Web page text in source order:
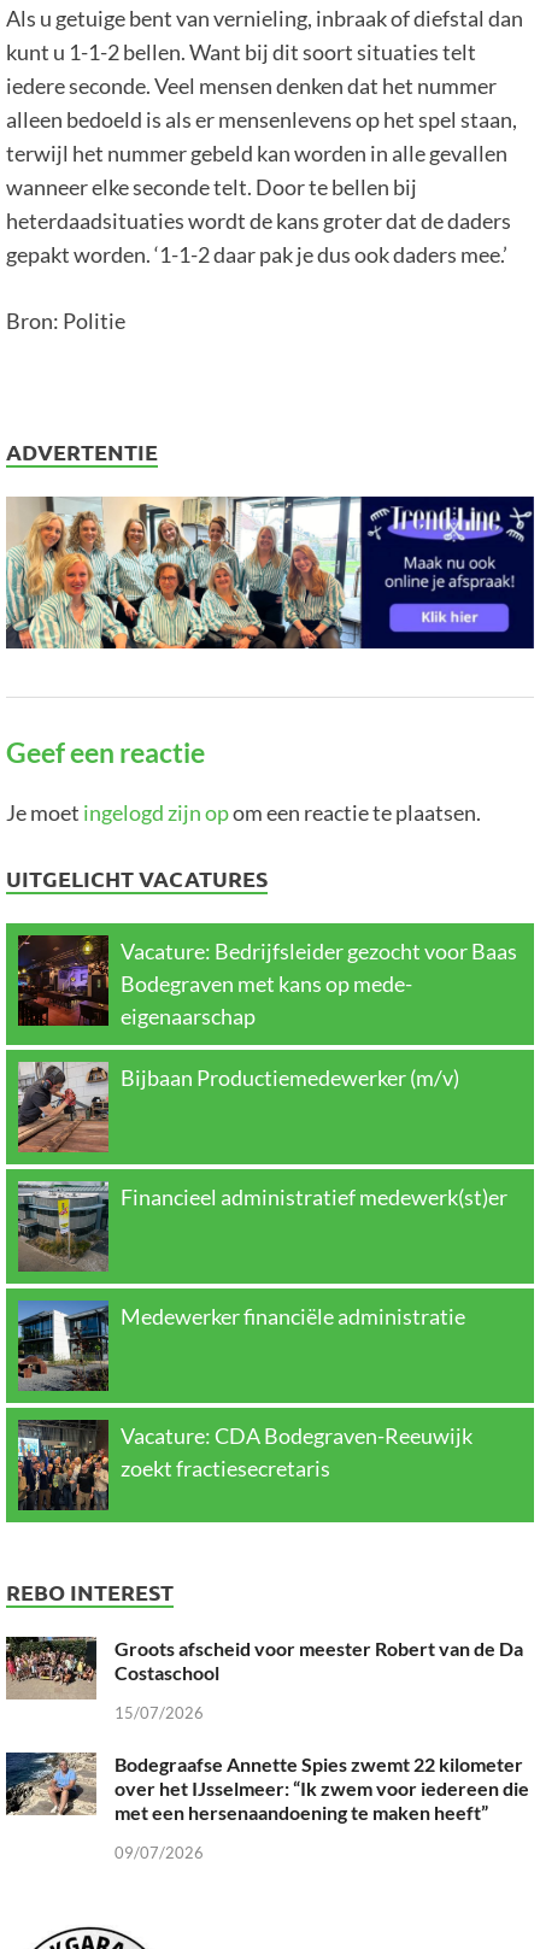
Als u getuige bent van vernieling, inbraak of diefstal dan
kunt u 1-1-2 bellen. Want bij dit soort situaties telt
iedere seconde. Veel mensen denken dat het nummer
alleen bedoeld is als er mensenlevens op het spel staan,
terwijl het nummer gebeld kan worden in alle gevallen
wanneer elke seconde telt. Door te bellen bij
heterdaadsituaties wordt de kans groter dat de daders
gepakt worden. ‘1-1-2 daar pak je dus ook daders mee.’
Bron: Politie
ADVERTENTIE
Geef een reactie
Je moet ingelogd zijn opom een reactie te plaatsen.
UITGELICHT VACATURES
Vacature: Bedrijfsleider gezocht voor Baas
Bodegraven met kans op mede-
eigenaarschap
Bijbaan Productiemedewerker (m/v)
Financieel administratief medewerk(st)er
Medewerker financiële administratie
Vacature: CDA Bodegraven-Reeuwijk
zoekt fractiesecretaris
REBO INTEREST
Groots afscheid voor meester Robert van de Da
Costaschool
15/07/2026
Bodegraafse Annette Spies zwemt 22 kilometer
over het IJsselmeer: “Ik zwem voor iedereen die
met een hersenaandoening te maken heeft”
09/07/2026